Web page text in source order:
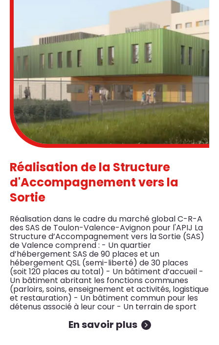
Réalisation de la Structure
d'Accompagnement vers la
Sortie
Réalisation dans le cadre du marché global C-R-A
des SAS de Toulon-Valence-Avignon pour l'APIJ La
Structure d’Accompagnement vers la Sortie (SAS)
de Valence comprend : - Un quartier
d’hébergement SAS de 90 places et un
hébergement QSL (semi-liberté) de 30 places
(soit 120 places au total) - Un bâtiment d’accueil -
Un bâtiment abritant les fonctions communes
(parloirs, soins, enseignement et activités, logistique
et restauration) - Un bâtiment commun pour les
détenus associé à leur cour - Un terrain de sport
En savoir plus